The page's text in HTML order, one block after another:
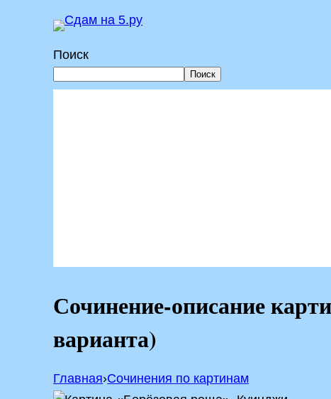
Перейти
к
содержимому
Поиск
Поиск
Сочинение-описание
варианта)
Главная›Сочинения по картинам